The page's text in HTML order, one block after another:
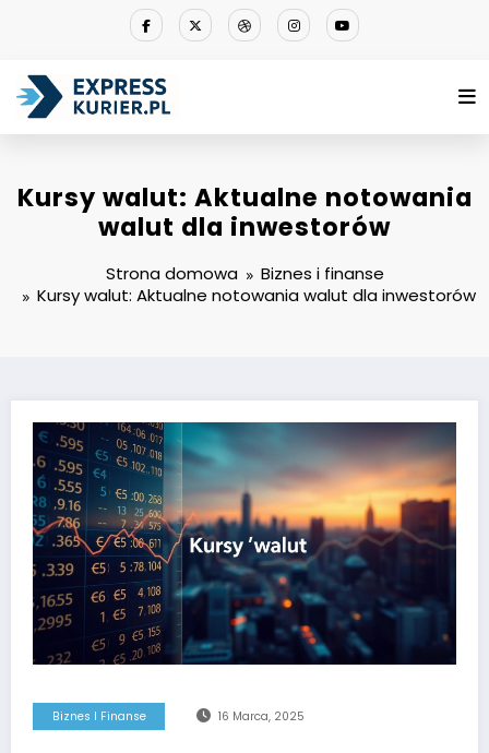
Kursy walut: Aktualne notowania
walut dla inwestorów
Strona domowa
Biznes i finanse
Kursy walut: Aktualne notowania walut dla inwestorów
Biznes I Finanse 16 Marca, 2025